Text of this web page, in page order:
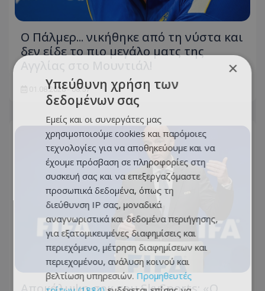
Ο Πάλμερ... νικήθηκε από τη νύστα και
δεν είδε το πιο μεγάλο ματς της
01.08.2026 - 08:57
×
Υπεύθυνη χρήση των
δεδομένων σας
Εμείς και οι συνεργάτες μας
χρησιμοποιούμε cookies και παρόμοιες
τεχνολογίες για να αποθηκεύουμε και να
έχουμε πρόσβαση σε πληροφορίες στη
συσκευή σας και να επεξεργαζόμαστε
προσωπικά δεδομένα, όπως τη
διεύθυνση IP σας, μοναδικά
αναγνωριστικά και δεδομένα περιήγησης,
για εξατομικευμένες διαφημίσεις και
περιεχόμενο, μέτρηση διαφημίσεων και
περιεχομένου, ανάλυση κοινού και
βελτίωση υπηρεσιών. Προμηθευτές